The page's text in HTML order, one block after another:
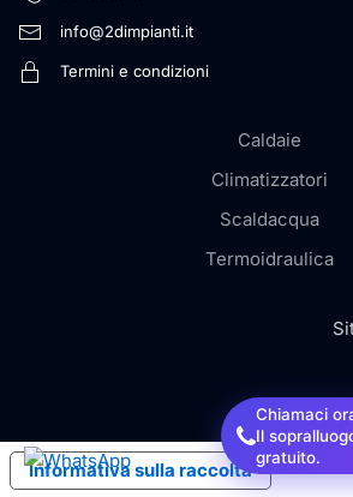
Chiamaci
Il
gratuito.
info@2dimpianti.it
Termini e condizioni
Caldaie
Climatizzatori
Scaldacqua
Termoidraulica
Informativa sulla raccolta